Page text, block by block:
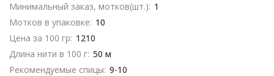
Минимальный заказ, мотков(шт.): 1
Мотков в упаковке: 10
Цена за 100 гр: 1210
Длина нити в 100 г: 50 м
Рекомендуемые спицы: 9-10